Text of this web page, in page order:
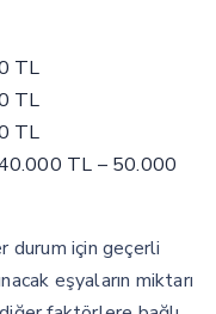
TL
TL
TL
TL – 50.000
durum için geçerli
eşyaların miktarı